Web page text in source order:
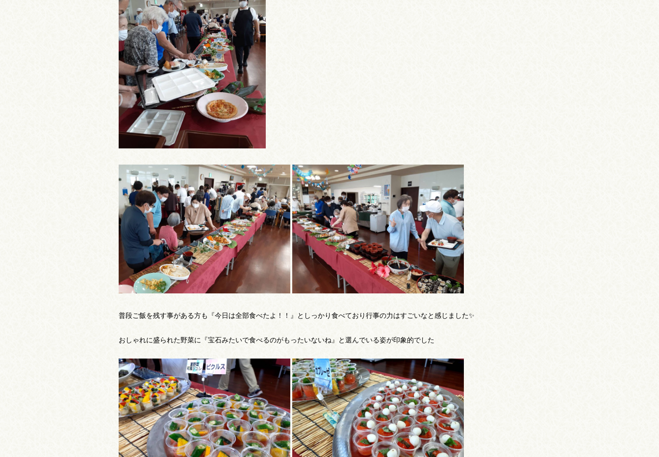
普段ご飯を残す事がある方も『今日は全部食べたよ！！』としっかり食べており行事の力はすごいなと感じました✨
おしゃれに盛られた野菜に『宝石みたいで食べるのがもったいないね』と選んでいる姿が印象的でした